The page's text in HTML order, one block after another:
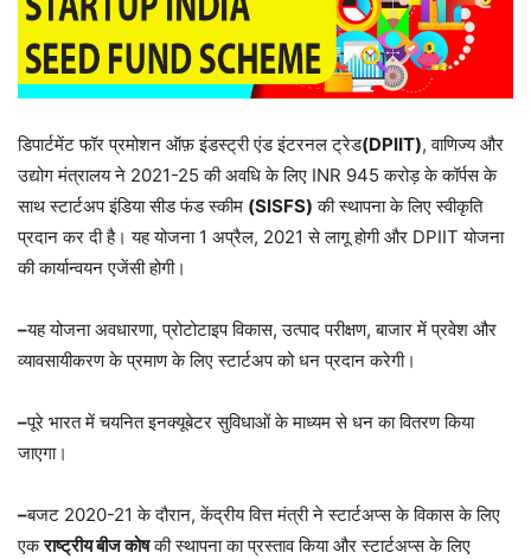
डिपार्टमेंट फॉर प्रमोशन ऑफ़ इंडस्ट्री एंड इंटरनल ट्रेड(DPIIT), वाणिज्य और
उद्योग मंत्रालय ने 2021-25 की अवधि के लिए INR 945 करोड़ के कॉर्पस के
साथ स्टार्टअप इंडिया सीड फंड स्कीम (SISFS) की स्थापना के लिए स्वीकृति
प्रदान कर दी है। यह योजना 1 अप्रैल, 2021 से लागू होगी और DPIIT योजना
की कार्यान्वयन एजेंसी होगी।
–यह योजना अवधारणा, प्रोटोटाइप विकास, उत्पाद परीक्षण, बाजार में प्रवेश और
व्यावसायीकरण के प्रमाण के लिए स्टार्टअप को धन प्रदान करेगी।
–पूरे भारत में चयनित इनक्यूबेटर सुविधाओं के माध्यम से धन का वितरण किया
जाएगा।
–बजट 2020-21 के दौरान, केंद्रीय वित्त मंत्री ने स्टार्टअप्स के विकास के लिए
एकराष्ट्रीय बीज कोषकी स्थापना का प्रस्ताव किया और स्टार्टअप्स के लिए